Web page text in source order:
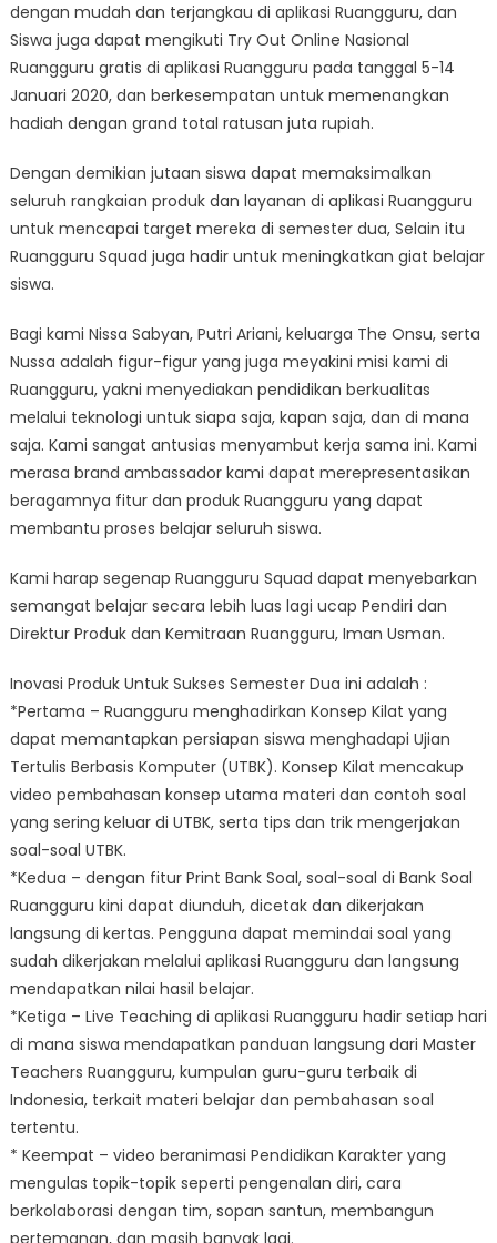
dengan mudah dan terjangkau di aplikasi Ruangguru, dan
Siswa juga dapat mengikuti Try Out Online Nasional
Ruangguru gratis di aplikasi Ruangguru pada tanggal 5-14
Januari 2020, dan berkesempatan untuk memenangkan
hadiah dengan grand total ratusan juta rupiah.
Dengan demikian jutaan siswa dapat memaksimalkan
seluruh rangkaian produk dan layanan di aplikasi Ruangguru
untuk mencapai target mereka di semester dua, Selain itu
Ruangguru Squad juga hadir untuk meningkatkan giat belajar
siswa.
Bagi kami Nissa Sabyan, Putri Ariani, keluarga The Onsu, serta
Nussa adalah figur-figur yang juga meyakini misi kami di
Ruangguru, yakni menyediakan pendidikan berkualitas
melalui teknologi untuk siapa saja, kapan saja, dan di mana
saja. Kami sangat antusias menyambut kerja sama ini. Kami
merasa brand ambassador kami dapat merepresentasikan
beragamnya fitur dan produk Ruangguru yang dapat
membantu proses belajar seluruh siswa.
Kami harap segenap Ruangguru Squad dapat menyebarkan
semangat belajar secara lebih luas lagi ucap Pendiri dan
Direktur Produk dan Kemitraan Ruangguru, Iman Usman.
Inovasi Produk Untuk Sukses Semester Dua ini adalah :
*Pertama – Ruangguru menghadirkan Konsep Kilat yang
dapat memantapkan persiapan siswa menghadapi Ujian
Tertulis Berbasis Komputer (UTBK). Konsep Kilat mencakup
video pembahasan konsep utama materi dan contoh soal
yang sering keluar di UTBK, serta tips dan trik mengerjakan
soal-soal UTBK.
*Kedua – dengan fitur Print Bank Soal, soal-soal di Bank Soal
Ruangguru kini dapat diunduh, dicetak dan dikerjakan
langsung di kertas. Pengguna dapat memindai soal yang
sudah dikerjakan melalui aplikasi Ruangguru dan langsung
mendapatkan nilai hasil belajar.
*Ketiga – Live Teaching di aplikasi Ruangguru hadir setiap hari
di mana siswa mendapatkan panduan langsung dari Master
Teachers Ruangguru, kumpulan guru-guru terbaik di
Indonesia, terkait materi belajar dan pembahasan soal
tertentu.
* Keempat – video beranimasi Pendidikan Karakter yang
mengulas topik-topik seperti pengenalan diri, cara
berkolaborasi dengan tim, sopan santun, membangun
pertemanan, dan masih banyak lagi.